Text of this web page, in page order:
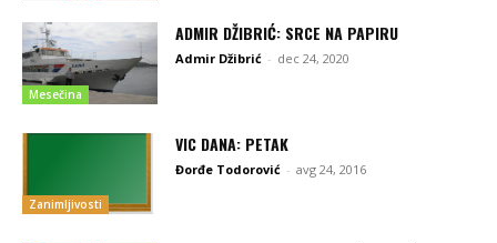
Mesečina
ADMIR DŽIBRIĆ: SRCE NA PAPIRU
Admir Džibrić - dec 24, 2020
Zanimljivosti
VIC DANA: PETAK
Đorđe Todorović - avg 24, 2016